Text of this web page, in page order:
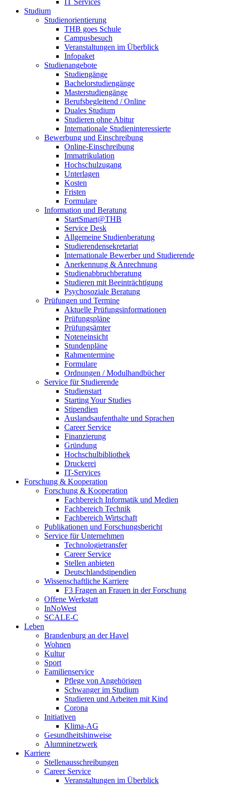
IT Services
Studium
Studienorientierung
THB goes Schule
Campusbesuch
Veranstaltungen im Überblick
Infopaket
Studienangebote
Studiengänge
Bachelorstudiengänge
Masterstudiengänge
Berufsbegleitend / Online
Duales Studium
Studieren ohne Abitur
Internationale Studieninteressierte
Bewerbung und Einschreibung
Online-Einschreibung
Immatrikulation
Hochschulzugang
Unterlagen
Kosten
Fristen
Formulare
Information und Beratung
StartSmart@THB
Service Desk
Allgemeine Studienberatung
Studierendensekretariat
Internationale Bewerber und Studierende
Anerkennung & Anrechnung
Studienabbruchberatung
Studieren mit Beeinträchtigung
Psychosoziale Beratung
Prüfungen und Termine
Aktuelle Prüfungsinformationen
Prüfungspläne
Prüfungsämter
Noteneinsicht
Stundenpläne
Rahmentermine
Formulare
Ordnungen / Modulhandbücher
Service für Studierende
Studienstart
Starting Your Studies
Stipendien
Auslandsaufenthalte und Sprachen
Career Service
Finanzierung
Gründung
Hochschulbibliothek
Druckerei
IT-Services
Forschung & Kooperation
Forschung & Kooperation
Fachbereich Informatik und Medien
Fachbereich Technik
Fachbereich Wirtschaft
Publikationen und Forschungsbericht
Service für Unternehmen
Technologietransfer
Career Service
Stellen anbieten
Deutschlandstipendien
Wissenschaftliche Karriere
F3 Fragen an Frauen in der Forschung
Offene Werkstatt
InNoWest
SCALE-C
Leben
Brandenburg an der Havel
Wohnen
Kultur
Sport
Familienservice
Pflege von Angehörigen
Schwanger im Studium
Studieren und Arbeiten mit Kind
Corona
Initiativen
Klima-AG
Gesundheitshinweise
Alumninetzwerk
Karriere
Stellenausschreibungen
Career Service
Veranstaltungen im Überblick